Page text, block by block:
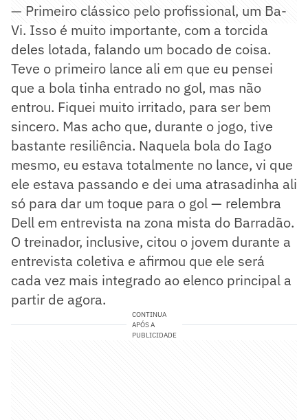
— Primeiro clássico pelo profissional, um Ba-
Vi. Isso é muito importante, com a torcida
deles lotada, falando um bocado de coisa.
Teve o primeiro lance ali em que eu pensei
que a bola tinha entrado no gol, mas não
entrou. Fiquei muito irritado, para ser bem
sincero. Mas acho que, durante o jogo, tive
bastante resiliência. Naquela bola do Iago
mesmo, eu estava totalmente no lance, vi que
ele estava passando e dei uma atrasadinha ali
só para dar um toque para o gol — relembra
Dell em entrevista na zona mista do Barradão.
O treinador, inclusive, citou o jovem durante a
entrevista coletiva e afirmou que ele será
cada vez mais integrado ao elenco principal a
partir de agora.
CONTINUA
APÓS A
PUBLICIDADE